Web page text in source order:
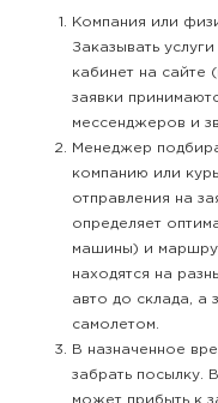
Компания или
Заказывать
кабинет на сайте
заявки
мессенджеров и
Менеджер
компанию или
отправления на
определяет
машины) и
находятся на
авто до склада, а
самолетом.
В назначенное
забрать посылку.
может прибыть к